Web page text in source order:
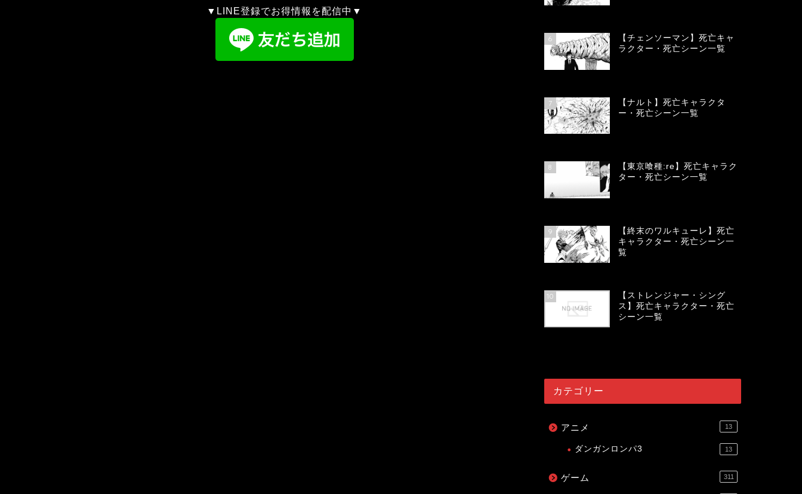
▼LINE登録でお得情報を配信中▼
6
【チェンソーマン】死亡キャ
ラクター・死亡シーン一覧
7
【ナルト】死亡キャラクタ
ー・死亡シーン一覧
8
【東京喰種:re】死亡キャラク
ター・死亡シーン一覧
9
【終末のワルキューレ】死亡
キャラクター・死亡シーン一
覧
10
【ストレンジャー・シング
ス】死亡キャラクター・死亡
シーン一覧
カテゴリー
アニメ 13
ダンガンロンパ3 13
ゲーム 311